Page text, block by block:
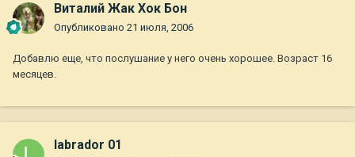
Виталий Жак Хок Бон
Опубликовано 21 июля, 2006
Добавлю еще, что послушание у него очень хорошее. Возраст 16
месяцев.
labrador 01